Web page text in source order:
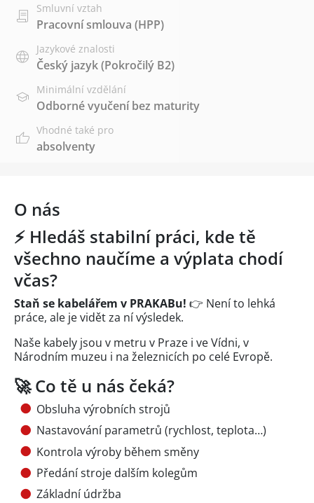
Smluvní vztah
Pracovní smlouva (HPP)
Jazykové znalosti
Český jazyk(Pokročilý B2)
Minimální vzdělání
Odborné vyučení bez maturity
Vhodné také pro
absolventy
O nás
⚡ Hledáš stabilní práci, kde tě
všechno naučíme a výplata chodí
včas?
Staň se kabelářem v PRAKABu! 👉 Není to lehká
práce, ale je vidět za ní výsledek.
Naše kabely jsou v metru v Praze i ve Vídni, v
Národním muzeu i na železnicích po celé Evropě.
🚀 Co tě u nás čeká?
Obsluha výrobních strojů
Nastavování parametrů (rychlost, teplota…)
Kontrola výroby během směny
Předání stroje dalším kolegům
Základní údržba